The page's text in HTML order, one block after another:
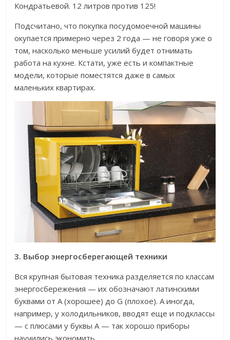
Кондратьевой. 12 литров против 125!
Подсчитано, что покупка посудомоечной машины
окупается примерно через 2 года — не говоря уже о
том, насколько меньше усилий будет отнимать
работа на кухне. Кстати, уже есть и компактные
модели, которые поместятся даже в самых
маленьких квартирах.
3. Выбор энергосберегающей техники
Вся крупная бытовая техника разделяется по классам
энергосбережения — их обозначают латинскими
буквами от А (хорошее) до G (плохое). А иногда,
например, у холодильников, вводят еще и подклассы
— с плюсами у буквы А — так хорошо приборы
научились экономить.